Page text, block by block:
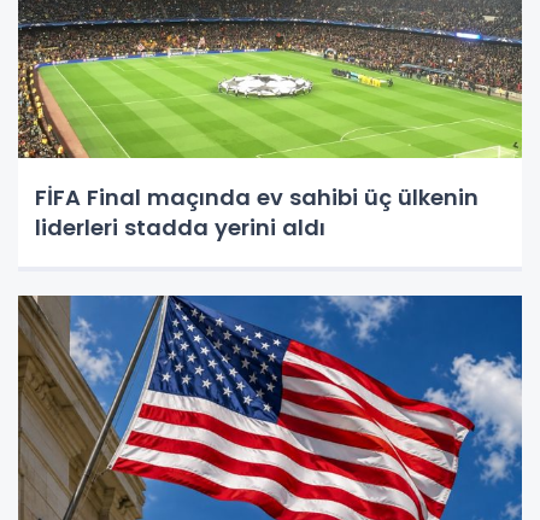
FİFA Final maçında ev sahibi üç ülkenin
liderleri stadda yerini aldı